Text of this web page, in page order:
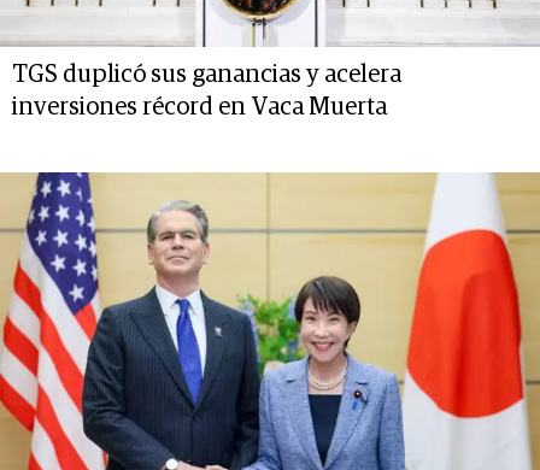
TGS duplicó sus ganancias y acelera
inversiones récord en Vaca Muerta